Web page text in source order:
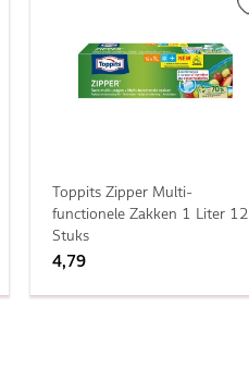
Toppits Zipper Multi-
functionele Zakken 1 Liter 12
Stuks
4,79